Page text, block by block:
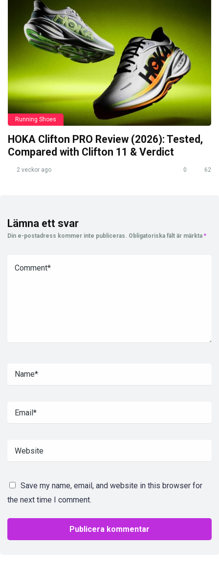
Running Shoes
HOKA Clifton PRO Review (2026): Tested,
Compared with Clifton 11 & Verdict
2 veckor ago 0 62
Lämna ett svar
Din e-postadress kommer inte publiceras. Obligatoriska fält är märkta *
Save my name, email, and website in this browser for
the next time I comment.